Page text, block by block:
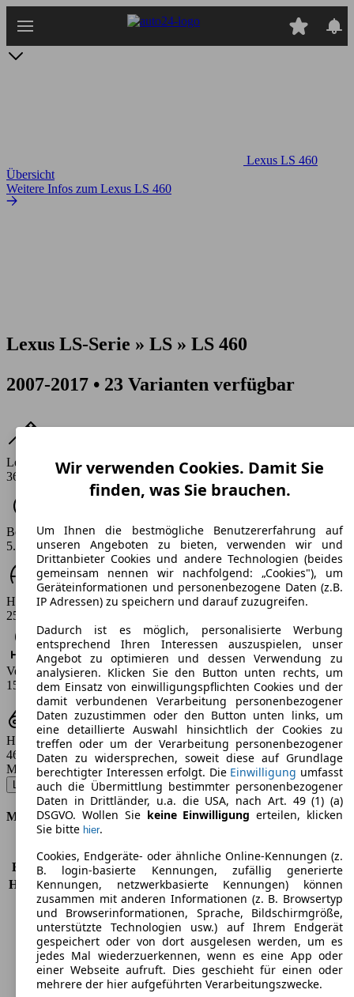
Hauptinhalt
Lexus LS 460
Übersicht
Weitere Infos zum Lexus LS 460
Lexus LS-Serie » LS » LS 460
2007-2017 • 23 Varianten verfügbar
Leistung
367 - 387 PS
Beschleunigung (0-100 km/h)
5.7 - 6.3 s
Höchstgeschwindigkeit (km/h)
250 km/h
Verbrauch
15.7 - 17.2 l/100km
Hubraum
4608 ccm
Modellbezeichnung :
LS 460 - 285 KW (387 PS) (2012/12 - 2017/12)▼
Motor & Leistung
KW (PS)
285 kW (387 PS)
Beschleunigung (0-100 km/h) 5,7s
Höchstgeschwindigkeit (km/h) 250 km/h
Anzahl der Gänge
8
Drehmoment
473 nm
Hubraum
4608 ccm
Kraftstoff
Benzin
Zylinder
8
Getriebe
Automatik
Wir verwenden Cookies. Damit Sie
finden, was Sie brauchen.
Um Ihnen die bestmögliche Benutzererfahrung auf
unseren Angeboten zu bieten, verwenden wir und
Drittanbieter Cookies und andere Technologien (beides
gemeinsam nennen wir nachfolgend: „Cookies"), um
Geräteinformationen und personenbezogene Daten (z.B.
IP Adressen) zu speichern und darauf zuzugreifen.
Dadurch ist es möglich, personalisierte Werbung
entsprechend Ihren Interessen auszuspielen, unser
Angebot zu optimieren und dessen Verwendung zu
analysieren. Klicken Sie den Button unten rechts, um
dem Einsatz von einwilligungspflichten Cookies und der
damit verbundenen Verarbeitung personenbezogener
Daten zuzustimmen oder den Button unten links, um
eine detaillierte Auswahl hinsichtlich der Cookies zu
treffen oder um der Verarbeitung personenbezogener
Daten zu widersprechen, soweit diese auf Grundlage
berechtigter Interessen erfolgt. Die Einwilligung umfasst
auch die Übermittlung bestimmter personenbezogener
Daten in Drittländer, u.a. die USA, nach Art. 49 (1) (a)
DSGVO. Wollen Sie keine Einwilligung erteilen, klicken
Sie bitte hier.
Cookies, Endgeräte- oder ähnliche Online-Kennungen (z.
B. login-basierte Kennungen, zufällig generierte
Kennungen, netzwerkbasierte Kennungen) können
zusammen mit anderen Informationen (z. B. Browsertyp
und Browserinformationen, Sprache, Bildschirmgröße,
unterstützte Technologien usw.) auf Ihrem Endgerät
gespeichert oder von dort ausgelesen werden, um es
jedes Mal wiederzuerkennen, wenn es eine App oder
einer Webseite aufruft. Dies geschieht für einen oder
mehrere der hier aufgeführten Verarbeitungszwecke.